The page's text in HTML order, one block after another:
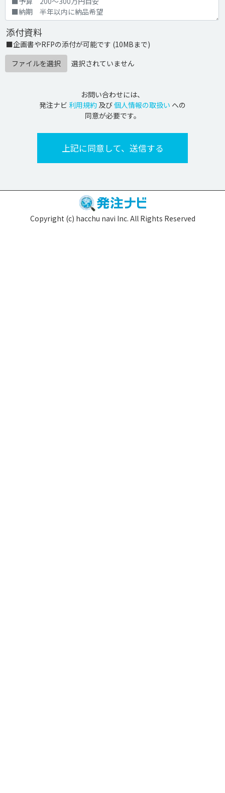
添付資料
■企画書やRFPの添付が可能です (10MBまで)
ファイルを選択
選択されていません
お問い合わせには、
発注ナビ 利用規約 及び個人情報の取扱い への
同意が必要です。
Copyright (c) hacchu navi Inc. All Rights Reserved